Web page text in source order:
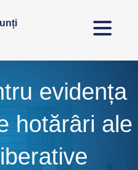
evidența
hotărâri ale